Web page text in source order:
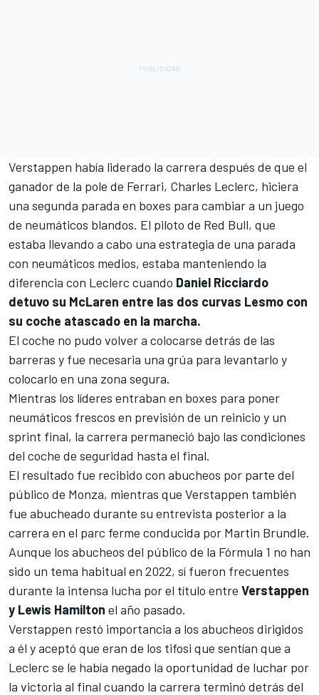
Verstappen había liderado la carrera después de que el
ganador de la pole de Ferrari, Charles Leclerc, hiciera
una segunda parada en boxes para cambiar a un juego
de neumáticos blandos. El piloto de Red Bull, que
estaba llevando a cabo una estrategia de una parada
con neumáticos medios, estaba manteniendo la
diferencia con Leclerc cuando Daniel Ricciardo
detuvo su McLaren entre las dos curvas Lesmo con
su coche atascado en la marcha.
El coche no pudo volver a colocarse detrás de las
barreras y fue necesaria una grúa para levantarlo y
colocarlo en una zona segura.
Mientras los líderes entraban en boxes para poner
neumáticos frescos en previsión de un reinicio y un
sprint final, la carrera permaneció bajo las condiciones
del coche de seguridad hasta el final.
El resultado fue recibido con abucheos por parte del
público de Monza, mientras que Verstappen también
fue abucheado durante su entrevista posterior a la
carrera en el parc ferme conducida por Martin Brundle.
Aunque los abucheos del público de la Fórmula 1 no han
sido un tema habitual en 2022, sí fueron frecuentes
durante la intensa lucha por el título entre Verstappen
y Lewis Hamilton el año pasado.
Verstappen restó importancia a los abucheos dirigidos
a él y aceptó que eran de los tifosi que sentían que a
Leclerc se le había negado la oportunidad de luchar por
la victoria al final cuando la carrera terminó detrás del